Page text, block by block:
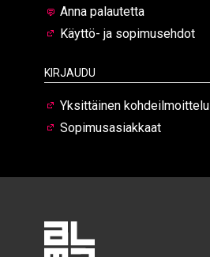
Anna palautetta
Käyttö- ja sopimusehdot
Kirjaudu
Yksittäinen kohdeilmoittelu
Sopimusasiakkaat